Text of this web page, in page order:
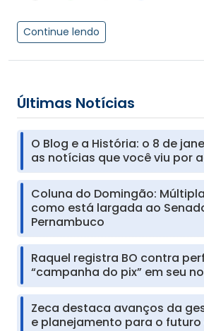
Continue lendo
Últimas Notícias
O Blog e a História: o 8 de
as notícias que você viu por
Coluna do Domingão:
como está largada ao
Pernambuco
Raquel registra BO contra
“campanha do pix” em seu
Zeca destaca avanços da
e planejamento para o futuro